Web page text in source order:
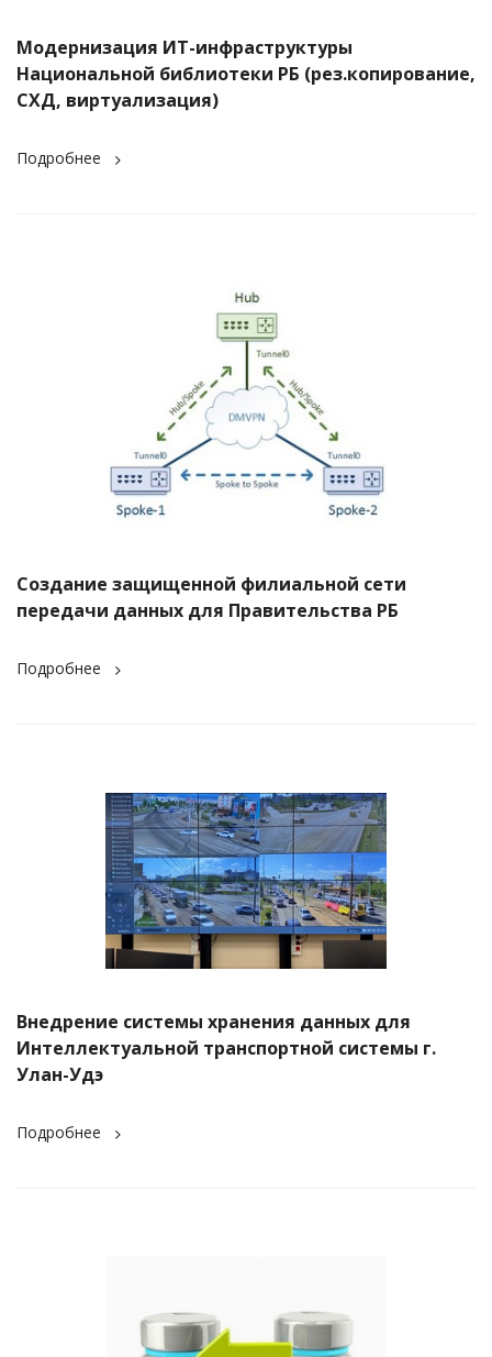
Модернизация ИТ-инфраструктуры
Национальной библиотеки РБ (рез.копирование,
СХД, виртуализация)
Подробнее
Создание защищенной филиальной сети
передачи данных для Правительства РБ
Подробнее
Внедрение системы хранения данных для
Интеллектуальной транспортной системы г.
Улан-Удэ
Подробнее